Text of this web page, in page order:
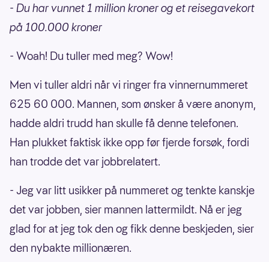
- Du har vunnet 1 million kroner og et reisegavekort
på 100.000 kroner
- Woah! Du tuller med meg? Wow!
Men vi tuller aldri når vi ringer fra vinnernummeret
625 60 000. Mannen, som ønsker å være anonym,
hadde aldri trudd han skulle få denne telefonen.
Han plukket faktisk ikke opp før fjerde forsøk, fordi
han trodde det var jobbrelatert.
- Jeg var litt usikker på nummeret og tenkte kanskje
det var jobben, sier mannen lattermildt. Nå er jeg
glad for at jeg tok den og fikk denne beskjeden, sier
den nybakte millionæren.